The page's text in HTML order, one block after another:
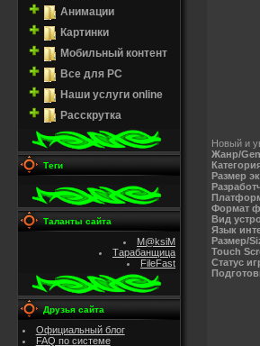
Анимации
Картинки
Мобильный контент
Все для PC
Наши услуги online
Расскрутка
Теги
Таланты сайта
M@ksiM
Тарабанщица
FileFast
Друзья сайта
Официальный блог
FAQ по системе
Новый и
Жанр/
Размер
Формат
Вид
Язык
Размер/
Touch
Статус